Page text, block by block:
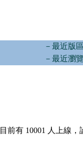
－最近版
－最近瀏
前有 10001 人上線